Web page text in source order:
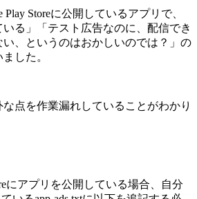
Storeに公開しているアプリで、
る」「テスト広告なのに、配信でき
、というのはおかしいのでは？」の
した。
点を作業漏れしていることがわかり
にアプリを公開している場合、自分